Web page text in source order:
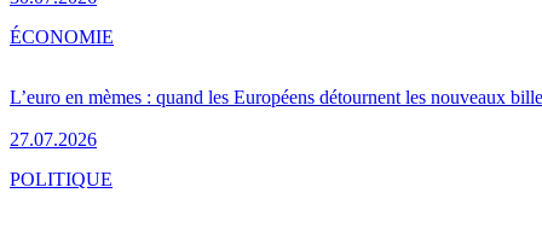
L’euro en mèmes : quand les Européens détournent les nouveaux
27.07.2026
ÉCONOMIE
POLITIQUE